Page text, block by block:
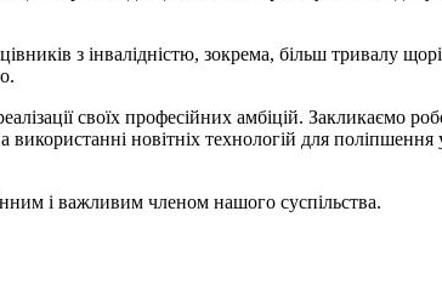
з інвалідністю, зокрема, більш тривалу
своїх професійних амбіцій. Закликаємо
новітніх технологій для
і важливим членом нашого суспільства.